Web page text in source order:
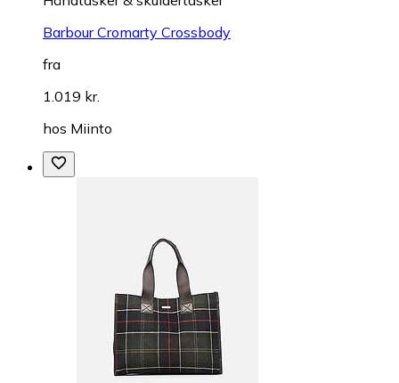
Barbour Cromarty Crossbody
fra
1.019 kr.
hos Miinto